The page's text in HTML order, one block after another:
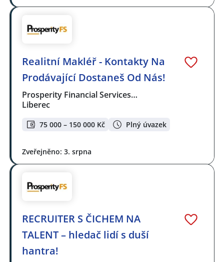
Realitní Makléř - Kontakty Na
Prodávající Dostaneš Od Nás!
Prosperity Financial Services…
Liberec
75 000 – 150 000 Kč Plný úvazek
Zveřejněno: 3. srpna
RECRUITER S ČICHEM NA
TALENT – hledač lidí s duší
hantra!